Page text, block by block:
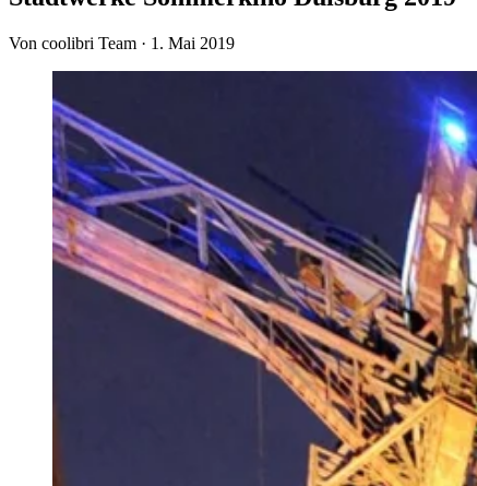
Von coolibri Team · 1. Mai 2019